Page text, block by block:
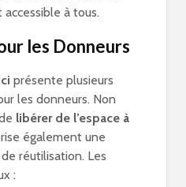
à tous.
les Donneurs
présente plusieurs
les donneurs. Non
libérer de l’espace à
également une
réutilisation. Les
: